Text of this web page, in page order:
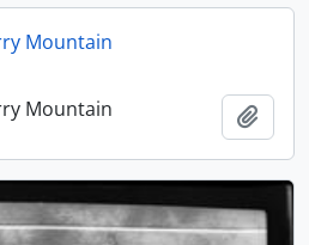
Mountain
Mountain